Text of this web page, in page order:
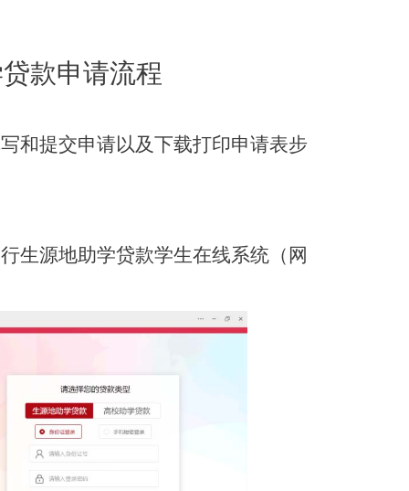
款申请流程
和提交申请以及下载打印申请表步
生源地助学贷款学生在线系统（网